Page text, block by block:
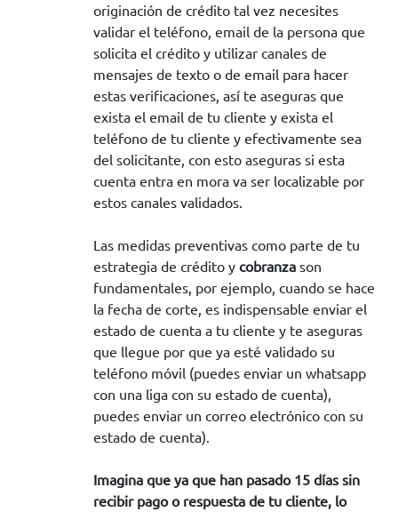
originación de crédito tal vez necesites
validar el teléfono, email de la persona que
solicita el crédito y utilizar canales de
mensajes de texto o de email para hacer
estas verificaciones, así te aseguras que
exista el email de tu cliente y exista el
teléfono de tu cliente y efectivamente sea
del solicitante, con esto aseguras si esta
cuenta entra en mora va ser localizable por
estos canales validados.
Las medidas preventivas como parte de tu
estrategia de crédito y cobranza son
fundamentales, por ejemplo, cuando se hace
la fecha de corte, es indispensable enviar el
estado de cuenta a tu cliente y te aseguras
que llegue por que ya esté validado su
teléfono móvil (puedes enviar un whatsapp
con una liga con su estado de cuenta),
puedes enviar un correo electrónico con su
estado de cuenta).
Imagina que ya que han pasado 15 días sin
recibir pago o respuesta de tu cliente, lo